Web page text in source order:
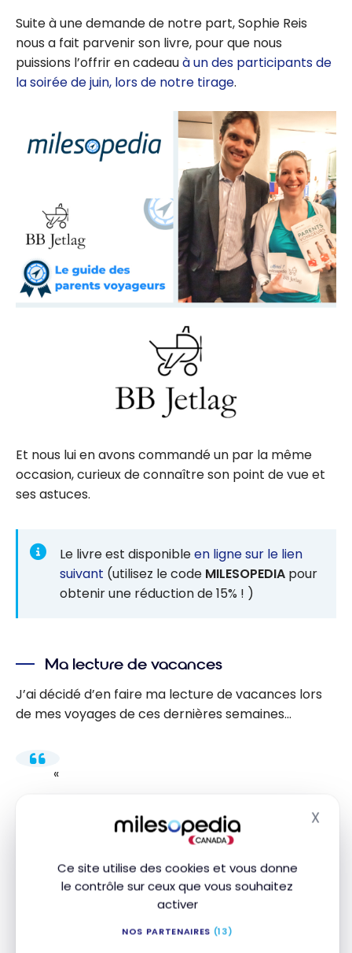
Ce site utilise des cookies et vous donne
le contrôle sur ceux que vous souhaitez
activer
NOS PARTENAIRES (13)
X
Suite à une demande de notre part, Sophie Reis
nous a fait parvenir son livre, pour que nous
puissions l’offrir en cadeauà un des participants de
la soirée de juin, lors de notre tirage.
Et nous lui en avons commandé un par la même
occasion, curieux de connaître son point de vue et
ses astuces.
Le livre est disponibleen ligne sur le lien
suivant (utilisez le code MILESOPEDIA pour
obtenir une réduction de 15% ! )
Ma lecture de vacances
J’ai décidé d’en faire ma lecture de vacances lors
de mes voyages de ces dernières semaines…